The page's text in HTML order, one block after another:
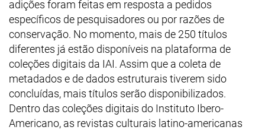
adições foram feitas em resposta a pedidos
específicos de pesquisadores ou por razões de
conservação. No momento, mais de 250 títulos
diferentes já estão disponíveis na plataforma de
coleções digitais da IAI. Assim que a coleta de
metadados e de dados estruturais tiverem sido
concluídas, mais títulos serão disponibilizados.
Dentro das coleções digitais do Instituto Ibero-
Americano, as revistas culturais latino-americanas